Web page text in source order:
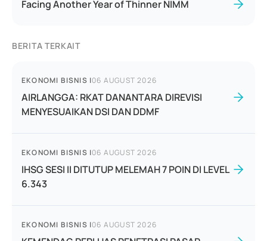
Facing Another Year of Thinner NIMM
BERITA TERKAIT
EKONOMI BISNIS |06 AUGUST 2026
AIRLANGGA: RKAT DANANTARA DIREVISI
MENYESUAIKAN DSI DAN DDMF
EKONOMI BISNIS |06 AUGUST 2026
IHSG SESI II DITUTUP MELEMAH 7 POIN DI LEVEL
6.343
EKONOMI BISNIS |06 AUGUST 2026